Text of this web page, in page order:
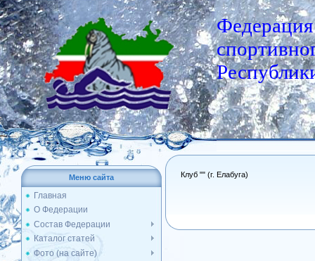
Федерация
Меню сайта
Главная
О Федерации
Состав Федерации
Каталог статей
Фото (на сайте)
Клуб "" (г. Елабуга)